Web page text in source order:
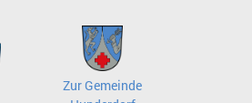
Zur Gemeinde